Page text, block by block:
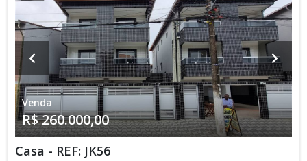
Venda
R$ 260.000,00
Casa - REF: JK56